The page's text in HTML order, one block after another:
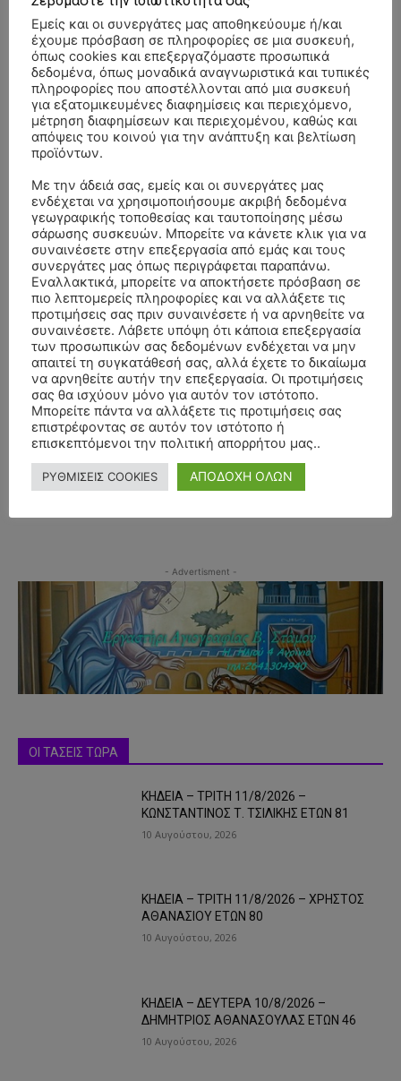
- Advertisment -
- Advertisment -
ΟΙ ΤΑΣΕΙΣ ΤΩΡΑ
ΚΗΔΕΙΑ – ΤΡΙΤΗ 11/8/2026 –
ΚΩΝΣΤΑΝΤΙΝΟΣ Τ. ΤΣΙΛΙΚΗΣ ΕΤΩΝ 81
10 Αυγούστου, 2026
ΚΗΔΕΙΑ – ΤΡΙΤΗ 11/8/2026 – ΧΡΗΣΤΟΣ
ΑΘΑΝΑΣΙΟΥ ΕΤΩΝ 80
10 Αυγούστου, 2026
ΚΗΔΕΙΑ – ΔΕΥΤΕΡΑ 10/8/2026 –
ΔΗΜΗΤΡΙΟΣ ΑΘΑΝΑΣΟΥΛΑΣ ΕΤΩΝ 46
10 Αυγούστου, 2026
Εμείς και οι συνεργάτες μας αποθηκεύουμε ή/και
έχουμε πρόσβαση σε πληροφορίες σε μια συσκευή,
όπως cookies και επεξεργαζόμαστε προσωπικά
δεδομένα, όπως μοναδικά αναγνωριστικά και τυπικές
πληροφορίες που αποστέλλονται από μια συσκευή
για εξατομικευμένες διαφημίσεις και περιεχόμενο,
μέτρηση διαφημίσεων και περιεχομένου, καθώς και
απόψεις του κοινού για την ανάπτυξη και βελτίωση
προϊόντων.
Με την άδειά σας, εμείς και οι συνεργάτες μας
ενδέχεται να χρησιμοποιήσουμε ακριβή δεδομένα
γεωγραφικής τοποθεσίας και ταυτοποίησης μέσω
σάρωσης συσκευών. Μπορείτε να κάνετε κλικ για να
συναινέσετε στην επεξεργασία από εμάς και τους
συνεργάτες μας όπως περιγράφεται παραπάνω.
Εναλλακτικά, μπορείτε να αποκτήσετε πρόσβαση σε
πιο λεπτομερείς πληροφορίες και να αλλάξετε τις
προτιμήσεις σας πριν συναινέσετε ή να αρνηθείτε να
συναινέσετε. Λάβετε υπόψη ότι κάποια επεξεργασία
των προσωπικών σας δεδομένων ενδέχεται να μην
απαιτεί τη συγκατάθεσή σας, αλλά έχετε το δικαίωμα
να αρνηθείτε αυτήν την επεξεργασία. Οι προτιμήσεις
σας θα ισχύουν μόνο για αυτόν τον ιστότοπο.
Μπορείτε πάντα να αλλάξετε τις προτιμήσεις σας
επιστρέφοντας σε αυτόν τον ιστότοπο ή
επισκεπτόμενοι την πολιτική απορρήτου μας..
ΡΥΘΜΙΣΕΙΣ COOKIES ΑΠΟΔΟΧΗ ΟΛΩΝ